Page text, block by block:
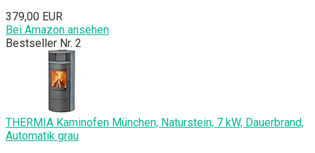
379,00 EUR
Bei Amazon ansehen
Bestseller Nr. 2
THERMIA Kaminofen München, Naturstein, 7 kW, Dauerbrand,
Automatik grau